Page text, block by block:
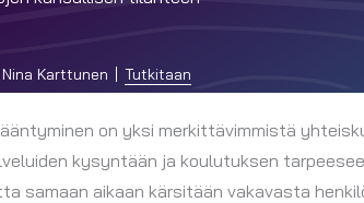
Nina Karttunen Tutkitaan
on yksi merkittävimmistä
kysyntään ja koulutuksen
samaan aikaan kärsitään vakavasta